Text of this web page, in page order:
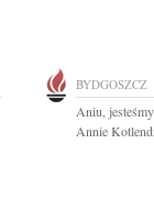
BYDGOSZCZ
Aniu,
Annie